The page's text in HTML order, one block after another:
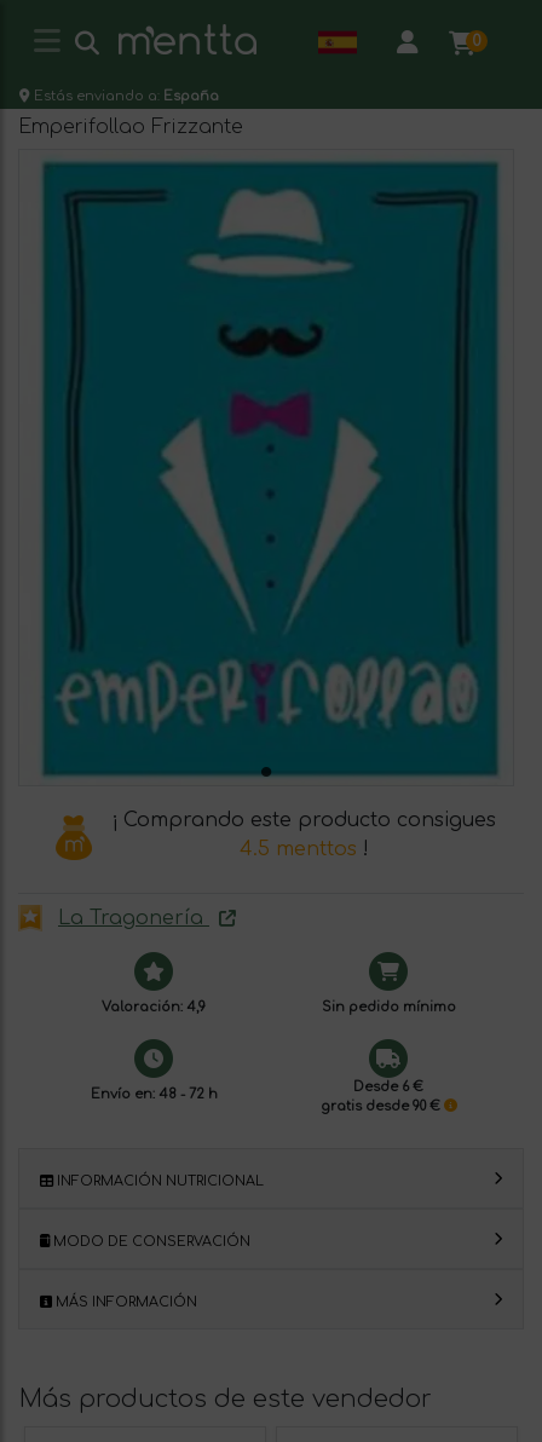
0
Estás enviando a: España
Emperifollao Frizzante
¡ Comprando este producto consigues
4.5 menttos !
La Tragonería
Valoración: 4,9 Sin pedido mínimo
Envío en: 48 - 72 h
Desde 6 €
gratis desde 90 €
INFORMACIÓN NUTRICIONAL
MODO DE CONSERVACIÓN
MÁS INFORMACIÓN
Más productos de este vendedor